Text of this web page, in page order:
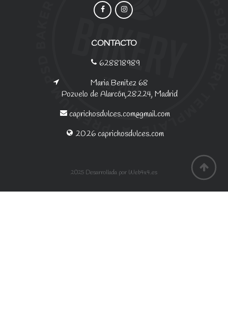
CONTACTO
628818989
Maria Benitez 68
Pozuelo de Alarcón,28224, Madrid
caprichosdulces.com@gmail.com
2026 caprichosdulces.com
2025 Desarrollada por Web4x4.es